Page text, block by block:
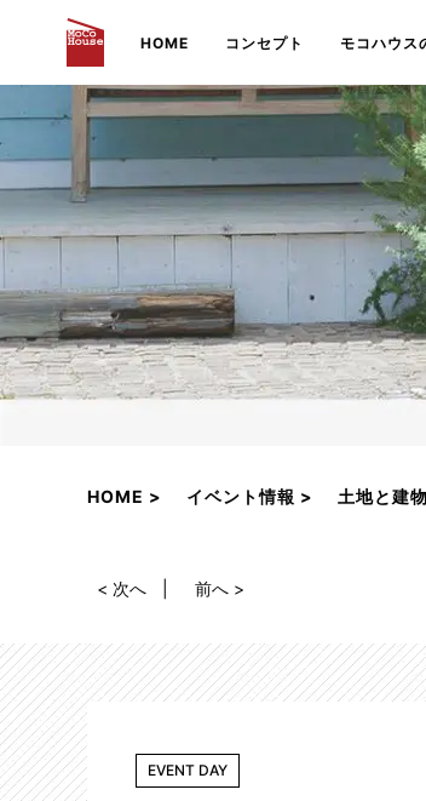
HOME コンセプト モコハウス
HOME イベント情報 土地と建
< 次へ 前へ >
EVENT DAY